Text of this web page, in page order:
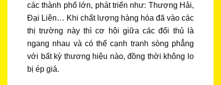
các thành phố lớn, phát triển như: Thượng Hải,
Đại Liên… Khi chất lượng hàng hóa đã vào các
thị trường này thì cơ hội giữa các đối thủ là
ngang nhau và có thể cạnh tranh sòng phẳng
với bất kỳ thương hiệu nào, đồng thời không lo
bị ép giá.